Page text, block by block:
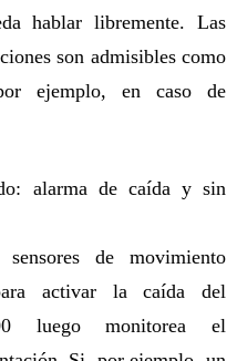
hablar libremente. Las
son admisibles como
ejemplo, en caso de
alarma de caída y sin
de movimiento
activar la caída del
luego monitorea el